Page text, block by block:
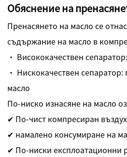
Обяснение на
Пренасянето на масло се
съдържание на масло в
· Висококачествен
· Нискокачествен сепаратор:
масло
По-ниско изнасяне на масло
✔ По-чист компресиран въздух
✔ намалено консумиране на
✔ По-ниски експлоатационни